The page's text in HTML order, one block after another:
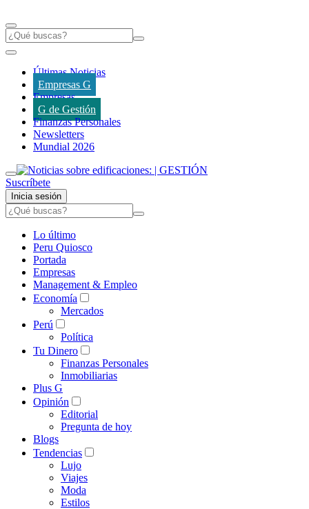
Últimas Noticias
Empresas G
Empresas
G de Gestión
Finanzas Personales
Newsletters
Mundial 2026
Suscríbete
Inicia sesión
Lo último
Peru Quiosco
Portada
Empresas
Management & Empleo
Economía
Mercados
Perú
Política
Tu Dinero
Finanzas Personales
Inmobiliarias
Plus G
Opinión
Editorial
Pregunta de hoy
Blogs
Tendencias
Lujo
Viajes
Moda
Estilos